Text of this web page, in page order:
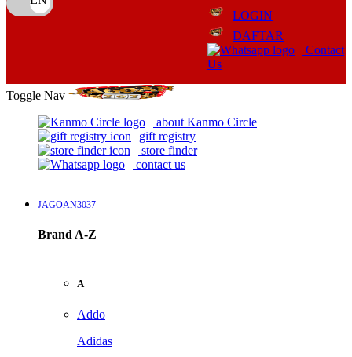
LOGIN
DAFTAR
Contact
Us
Toggle Nav
about Kanmo Circle
gift registry
store finder
contact us
JAGOAN3037
Brand A-Z
A
Addo
Adidas